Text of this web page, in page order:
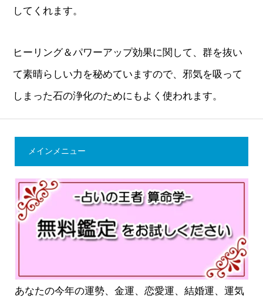
してくれます。
ヒーリング＆パワーアップ効果に関して、群を抜い
て素晴らしい力を秘めていますので、邪気を吸って
しまった石の浄化のためにもよく使われます。
メインメニュー
あなたの今年の運勢、金運、恋愛運、結婚運、運気